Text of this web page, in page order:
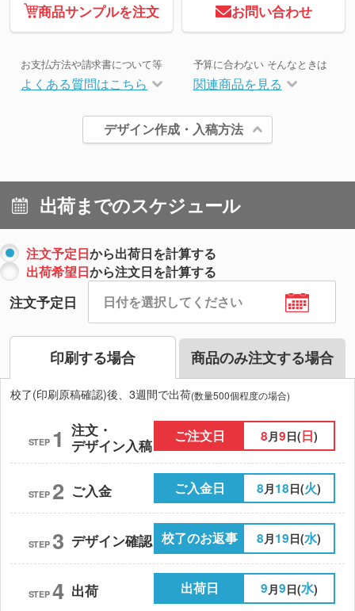
商品サンプルを注文 お問い合わせ
お支払方法や請求書について等
よくある質問はこちら
予算に合わない そんなときは
関連商品を見る
デザイン作成・入稿方法
出荷までのスケジュール
注文予定日から出荷日を計算する
出荷希望日から注文日を計算する
注文予定日
印刷する場合 商品のみ注文する場合
校了(印刷原稿確認)後、3週間で出荷(数量500個程度の場合)
STEP 1 注文・
デザイン入稿
ご注文日 8月9日(日)
STEP 2 ご入金 ご入金日 8月18日(火)
STEP 3 デザイン確認 校了のお返事 8月19日(水)
STEP 4 出荷 出荷日 9 月9日(水)